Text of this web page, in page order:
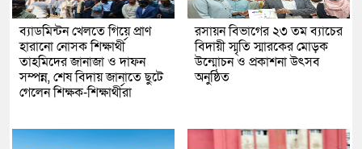
ব্যাডমিন্টন খেলতে গিয়ে প্রাণ
হারানো নোসক শিক্ষার্থী
তাহমিদের জানাজা ও দাফন
সম্পন্ন, শেষ বিদায় জানাতে ছুটে
গেলেন শিক্ষক-শিক্ষার্থীরা
রসায়ন বিভাগের ২৩ তম ব্যাচের
বিদায়ী স্মৃতি স্মারকের মোড়ক
উন্মোচন ও প্রকাশনা উৎসব
অনুষ্ঠিত